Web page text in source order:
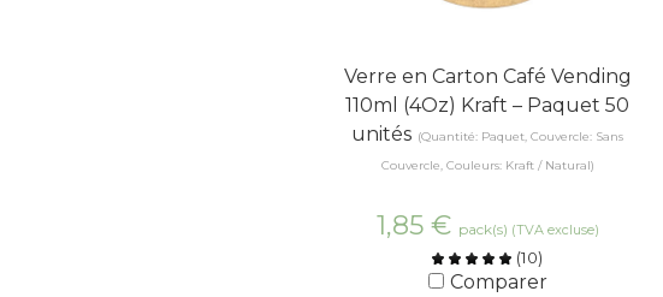
Verre en Carton Café Vending
110ml (4Oz) Kraft – Paquet 50
unités (Quantité: Paquet, Couvercle: Sans
Couvercle, Couleurs: Kraft / Natural)
1,85 € pack(s) (TVA excluse)
(10)
Comparer